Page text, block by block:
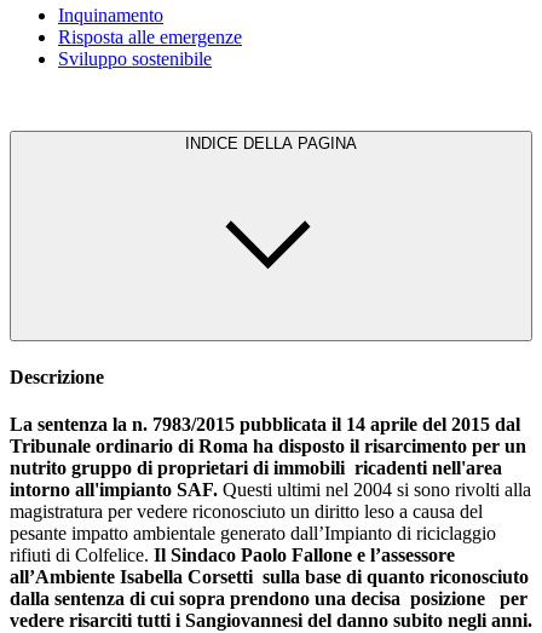
Inquinamento
Risposta alle emergenze
Sviluppo sostenibile
INDICE DELLA PAGINA
Descrizione
La sentenza la n. 7983/2015 pubblicata il 14 aprile del 2015 dal
Tribunale ordinario di Roma ha disposto il risarcimento per un
nutrito gruppo di proprietari di immobili ricadenti nell'area
intorno all'impianto SAF. Questi ultimi nel 2004 si sono rivolti alla
magistratura per vedere riconosciuto un diritto leso a causa del
pesante impatto ambientale generato dall’Impianto di riciclaggio
rifiuti di Colfelice. Il Sindaco Paolo Fallone e l’assessore
all’Ambiente Isabella Corsetti sulla base di quanto riconosciuto
dalla sentenza di cui sopra prendono una decisa posizione per
vedere risarciti tutti i Sangiovannesi del danno subito negli anni.